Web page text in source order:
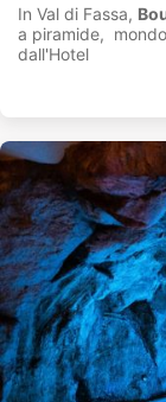
In Val di Fassa,
a piramide,
dall'Hotel